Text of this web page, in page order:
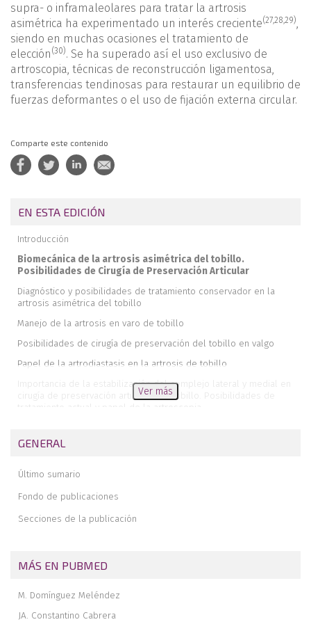
supra- o inframaleolares para tratar la artrosis
asimétrica ha experimentado un interés creciente(27,28,29),
siendo en muchas ocasiones el tratamiento de
elección (30). Se ha superado así el uso exclusivo de
artroscopia, técnicas de reconstrucción ligamentosa,
transferencias tendinosas para restaurar un equilibrio de
fuerzas deformantes o el uso de fijación externa circular.
Comparte este contenido
EN ESTA EDICIÓN
Introducción
Biomecánica de la artrosis asimétrica del tobillo.
Posibilidades de Cirugía de Preservación Articular
Diagnóstico y posibilidades de tratamiento conservador en la
artrosis asimétrica del tobillo
Manejo de la artrosis en varo de tobillo
Posibilidades de cirugía de preservación del tobillo en valgo
Papel de la artrodiastasis en la artrosis de tobillo
Importancia de la estabilización del complejo lateral y medial en
cirugía de preservación articular del tobillo. Posibilidades de
tratamiento actual y papel de la artroscopia
Posibilidades de cirugía de conservación articular del tobillo lejos
Potenciales complicaciones de la cirugía de preservación articular
y sus soluciones
Ver más
GENERAL
Último sumario
Fondo de publicaciones
Secciones de la publicación
MÁS EN PUBMED
M. Domínguez Meléndez
JA. Constantino Cabrera